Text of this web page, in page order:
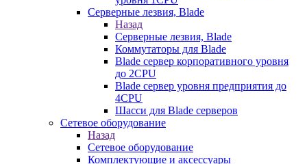
Серверные лезвия, Blade
Назад
Серверные лезвия, Blade
Коммутаторы для Blade
Blade сервер корпоративного уровня
до 2CPU
Blade сервер уровня предприятия до
4CPU
Шасси для Blade серверов
Сетевое оборудование
Назад
Сетевое оборудование
Комплектующие и аксессуары